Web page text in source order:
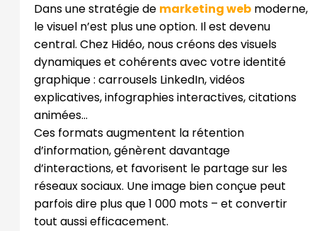
Dans une stratégie de marketing web moderne,
le visuel n’est plus une option. Il est devenu
central. Chez Hidéo, nous créons des visuels
dynamiques et cohérents avec votre identité
graphique : carrousels LinkedIn, vidéos
explicatives, infographies interactives, citations
animées…
Ces formats augmentent la rétention
d’information, génèrent davantage
d’interactions, et favorisent le partage sur les
réseaux sociaux. Une image bien conçue peut
parfois dire plus que 1 000 mots – et convertir
tout aussi efficacement.